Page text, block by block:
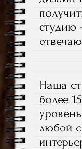
студию
Наша
более
любой